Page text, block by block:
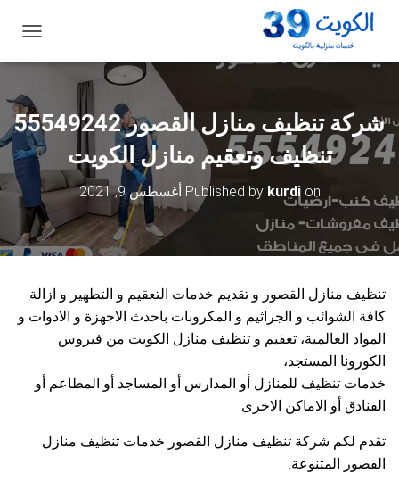
ب
ي
ل
ا
ل
شركة تنظيف منازل القصور 55549242
تنظيف وتعقيم منازل الكويت
Published by kurdion أغسطس 9, 2021
تنظيف منازل القصور و تقديم خدمات التعقيم و التطهير و ازالة
كافة الشوائب و الجراثيم و المكروبات باحدث الاجهزة و الادوات و
المواد العالمية، تعقيم و تنظيف منازل الكويت من فيروس
الكورونا المستجد،
خدمات تنظيف للمنازل أو المدارس أو المساجد أو المطاعم أو
الفنادق أو الاماكن الاخرى.
تقدم لكم شركة تنظيف منازل القصور خدمات تنظيف منازل
القصور المتنوعة: